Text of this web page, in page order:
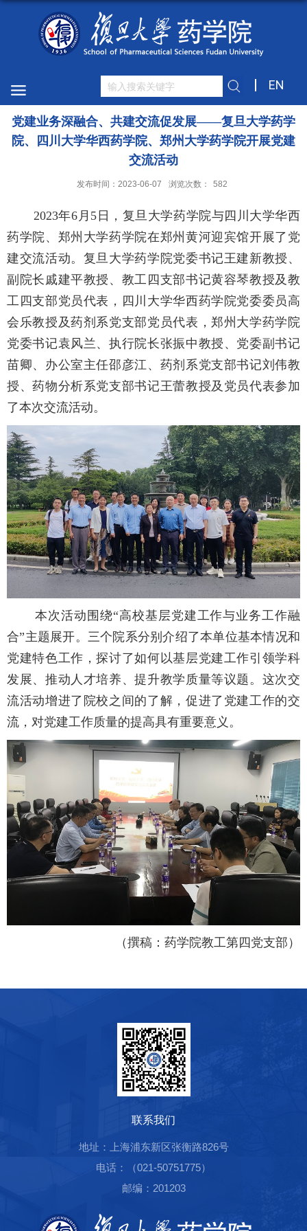
EN
党建业务深融合、共建交流促发展——复旦大学药学
院、四川大学华西药学院、郑州大学药学院开展党建
交流活动
发布时间：2023-06-07 浏览次数： 582
2023年6月5日，复旦大学药学院与四川大学华西
药学院、郑州大学药学院在郑州黄河迎宾馆开展了党
建交流活动。复旦大学药学院党委书记王建新教授、
副院长戚建平教授、教工四支部书记黄容琴教授及教
工四支部党员代表，四川大学华西药学院党委委员高
会乐教授及药剂系党支部党员代表，郑州大学药学院
党委书记袁风兰、执行院长张振中教授、党委副书记
苗卿、办公室主任邵彦江、药剂系党支部书记刘伟教
授、药物分析系党支部书记王蕾教授及党员代表参加
了本次交流活动。
本次活动围绕“高校基层党建工作与业务工作融
合”主题展开。三个院系分别介绍了本单位基本情况和
党建特色工作，探讨了如何以基层党建工作引领学科
发展、推动人才培养、提升教学质量等议题。这次交
流活动增进了院校之间的了解，促进了党建工作的交
流，对党建工作质量的提高具有重要意义。
（撰稿：药学院教工第四党支部）
联系我们
地址：上海浦东新区张衡路826号
电话：（021-50751775）
邮编：201203